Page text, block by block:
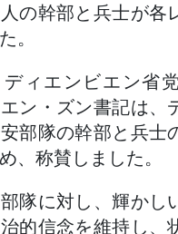
の幹部と兵士が各
。
ィエンビエン省
ン・ズン書記は、
部隊の幹部と兵士
、称賛しました。
隊に対し、輝かし
的信念を維持し、